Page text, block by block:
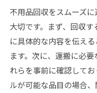
不用品回収をスムーズ
大切です。まず、回収
に具体的な内容を伝え
ます。次に、運搬に必
れらを事前に確認して
ルが可能な品目の場合